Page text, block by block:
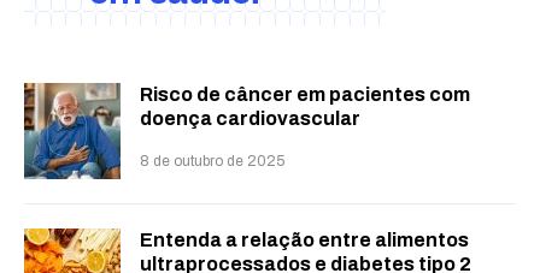
Risco de câncer em pacientes com
doença cardiovascular
8 de outubro de 2025
Entenda a relação entre alimentos
ultraprocessados e diabetes tipo 2